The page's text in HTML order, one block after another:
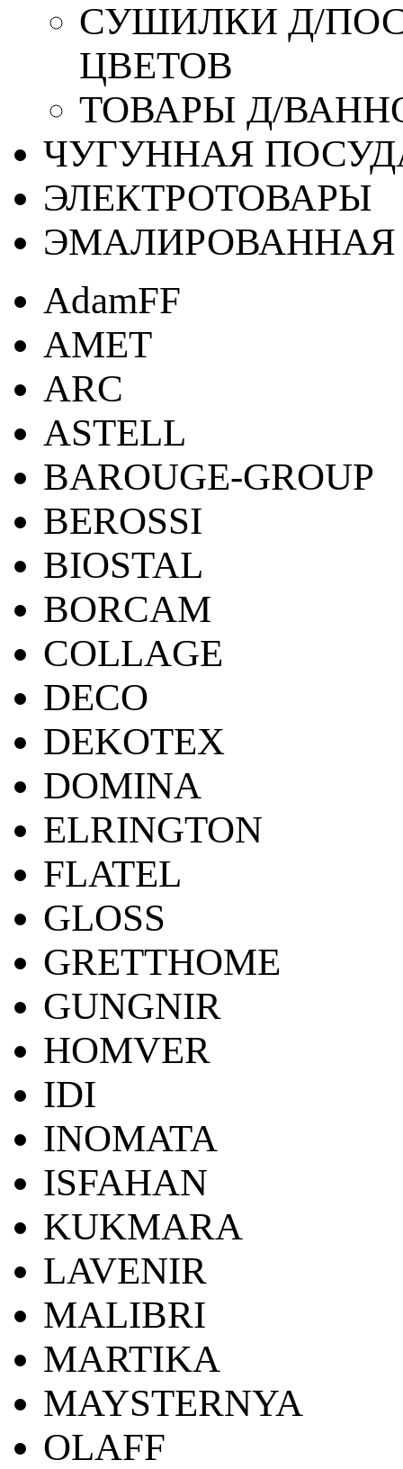
СУШИЛКИ Д/
ЦВЕТОВ
ТОВАРЫ Д/
ЧУГУННАЯ
ЭЛЕКТРОТОВАРЫ
ЭМАЛИРОВАННАЯ
AdamFF
AMET
ARC
ASTELL
BAROUGE-GROUP
BEROSSI
BIOSTAL
BORCAM
COLLAGE
DECO
DEKOTEX
DOMINA
ELRINGTON
FLATEL
GLOSS
GRETTHOME
GUNGNIR
HOMVER
IDI
INOMATA
ISFAHAN
KUKMARA
LAVENIR
MALIBRI
MARTIKA
MAYSTERNYA
OLAFF